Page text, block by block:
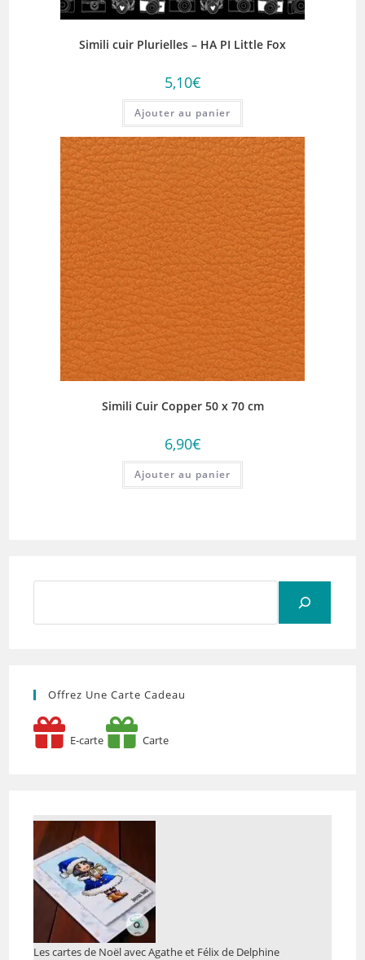
Simili cuir Plurielles – HA PI Little Fox
5,10€
Ajouter au panier
Simili Cuir Copper 50 x 70 cm
6,90€
Ajouter au panier
Offrez Une Carte Cadeau
E-carte Carte
Les cartes de Noël avec Agathe et Félix de Delphine